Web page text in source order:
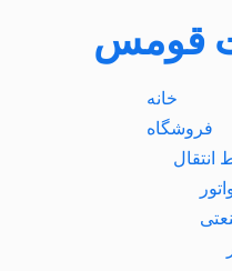
قومس
خانه
فروشگاه